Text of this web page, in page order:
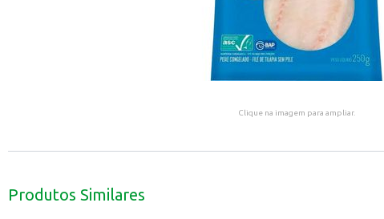
Clique na imagem para ampliar.
Produtos Similares